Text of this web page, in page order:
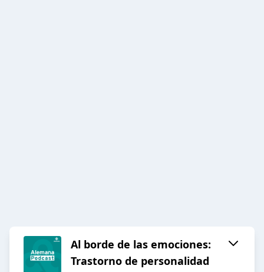
Al borde de las emociones:
Trastorno de personalidad